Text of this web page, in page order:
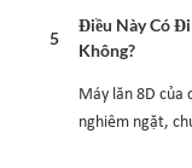
5
Điều Này Có
Không?
Máy lăn 8D
nghiêm ngặt,